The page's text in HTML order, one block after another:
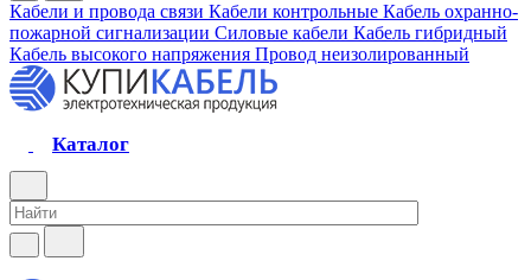
Кабели и провода связи Кабели контрольные Кабель охранно-
пожарной сигнализации Силовые кабели Кабель гибридный
Кабель высокого напряжения Провод неизолированный
Каталог